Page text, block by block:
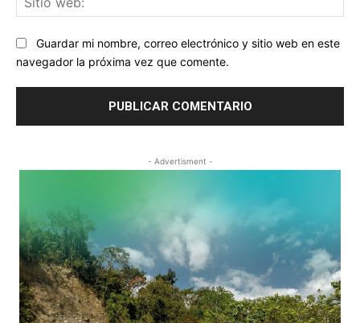
Guardar mi nombre, correo electrónico y sitio web en este
navegador la próxima vez que comente.
- Advertisment -